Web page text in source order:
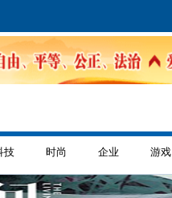
技 时尚 企业 游戏